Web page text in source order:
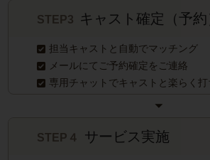
STEP3 キャスト確定（予約
担当キャストと自動でマッチング
メールにてご予約確定をご連絡
専用チャットでキャストと楽らく打
STEP４ サービス実施